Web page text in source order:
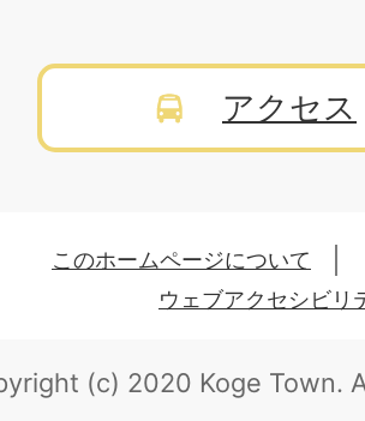
アクセス
このホームページについて
ウェブアクセシビリ
(c) 2020 Koge Town.